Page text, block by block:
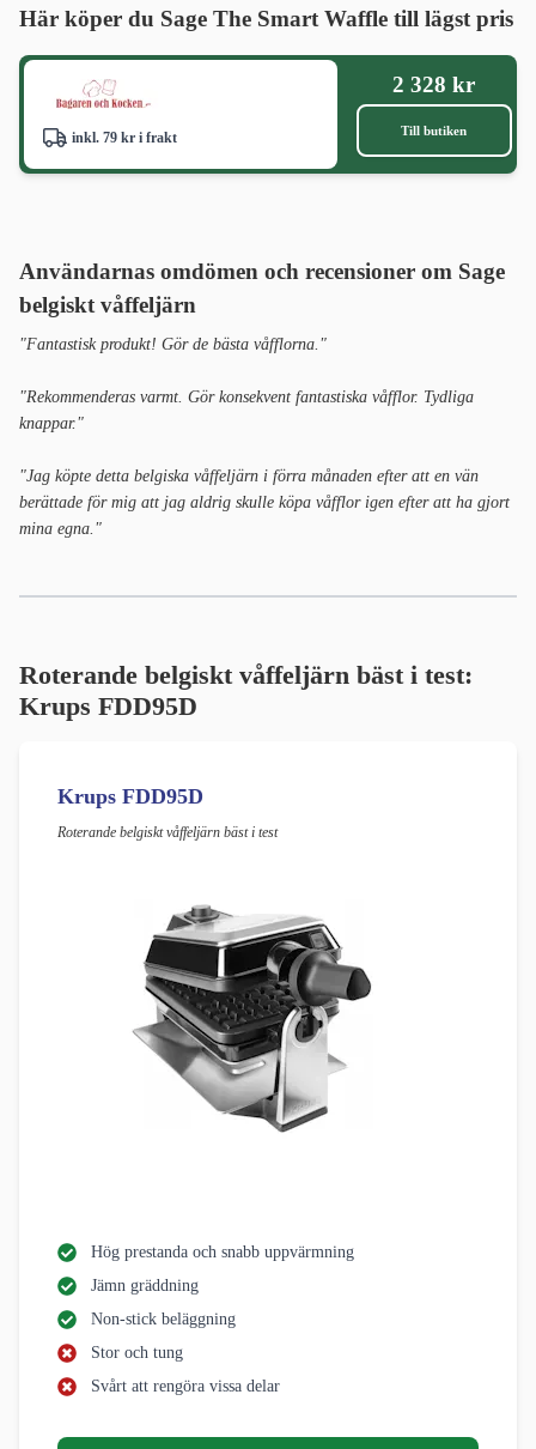
Här köper du Sage The Smart Waffle till lägst pris
inkl. 79 kr i frakt
2 328 kr
Till butiken
Användarnas omdömen och recensioner om Sage
belgiskt våffeljärn
"Fantastisk produkt! Gör de bästa våfflorna."
"Rekommenderas varmt. Gör konsekvent fantastiska våfflor. Tydliga
knappar."
"Jag köpte detta belgiska våffeljärn i förra månaden efter att en vän
berättade för mig att jag aldrig skulle köpa våfflor igen efter att ha gjort
mina egna."
Roterande belgiskt våffeljärn bäst i test:
Krups FDD95D
Krups FDD95D
Roterande belgiskt våffeljärn bäst i test
Hög prestanda och snabb uppvärmning
Jämn gräddning
Non-stick beläggning
Stor och tung
Svårt att rengöra vissa delar